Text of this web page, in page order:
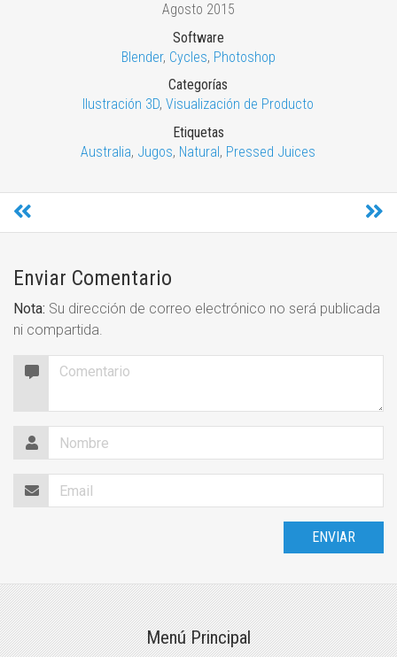
Agosto 2015
Software
Blender, Cycles, Photoshop
Categorías
Ilustración 3D,Visualización de Producto
Etiquetas
Australia, Jugos, Natural, Pressed Juices
Enviar Comentario
Nota: Su dirección de correo electrónico no será publicada
ni compartida.
Menú Principal